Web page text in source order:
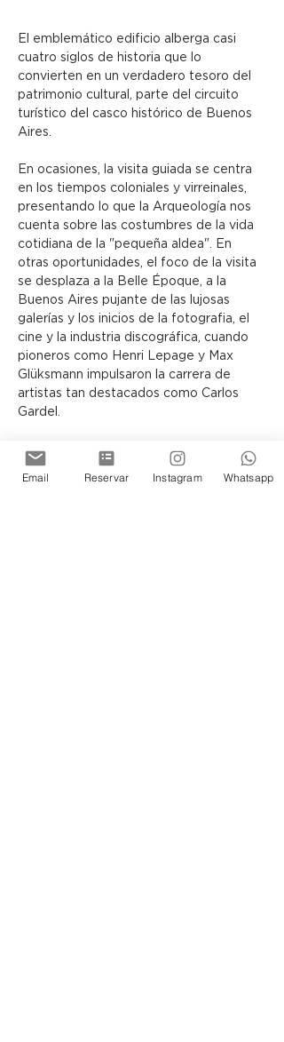
El emblemático edificio alberga casi
cuatro siglos de historia que lo
convierten en un verdadero tesoro del
patrimonio cultural, parte del circuito
turístico del casco histórico de Buenos
Aires.
En ocasiones, la visita guiada se centra
en los tiempos coloniales y virreinales,
presentando lo que la Arqueología nos
cuenta sobre las costumbres de la vida
cotidiana de la "pequeña aldea". En
otras oportunidades, el foco de la visita
se desplaza a la Belle Époque, a la
Buenos Aires pujante de las lujosas
galerías y los inicios de la fotografia, el
cine y la industria discográfica, cuando
pioneros como Henri Lepage y Max
Glüksmann impulsaron la carrera de
artistas tan destacados como Carlos
Gardel.
El visitante siempre se sentirá
transportado en el tiempo y
protagonista de la historia de los
Email Reservar Instagram Whatsapp